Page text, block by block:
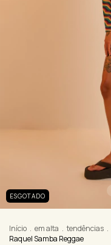
ESGOTADO
Início . em alta . tendências .
Raquel Samba Reggae